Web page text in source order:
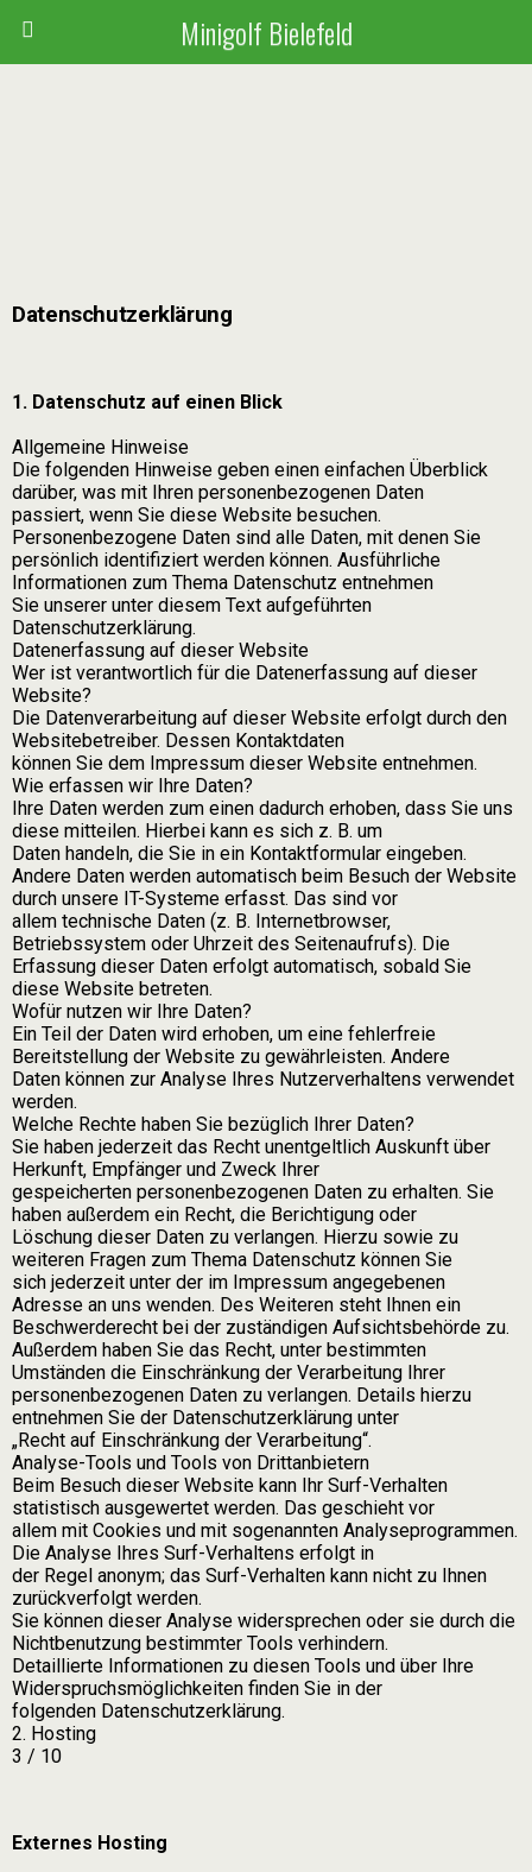
Minigolf Bielefeld
Datenschutzerklärung
1. Datenschutz auf einen Blick
Allgemeine Hinweise
Die folgenden Hinweise geben einen einfachen Überblick
darüber, was mit Ihren personenbezogenen Daten
passiert, wenn Sie diese Website besuchen.
Personenbezogene Daten sind alle Daten, mit denen Sie
persönlich identifiziert werden können. Ausführliche
Informationen zum Thema Datenschutz entnehmen
Sie unserer unter diesem Text aufgeführten
Datenschutzerklärung.
Datenerfassung auf dieser Website
Wer ist verantwortlich für die Datenerfassung auf dieser
Website?
Die Datenverarbeitung auf dieser Website erfolgt durch den
Websitebetreiber. Dessen Kontaktdaten
können Sie dem Impressum dieser Website entnehmen.
Wie erfassen wir Ihre Daten?
Ihre Daten werden zum einen dadurch erhoben, dass Sie uns
diese mitteilen. Hierbei kann es sich z. B. um
Daten handeln, die Sie in ein Kontaktformular eingeben.
Andere Daten werden automatisch beim Besuch der Website
durch unsere IT-Systeme erfasst. Das sind vor
allem technische Daten (z. B. Internetbrowser,
Betriebssystem oder Uhrzeit des Seitenaufrufs). Die
Erfassung dieser Daten erfolgt automatisch, sobald Sie
diese Website betreten.
Wofür nutzen wir Ihre Daten?
Ein Teil der Daten wird erhoben, um eine fehlerfreie
Bereitstellung der Website zu gewährleisten. Andere
Daten können zur Analyse Ihres Nutzerverhaltens verwendet
werden.
Welche Rechte haben Sie bezüglich Ihrer Daten?
Sie haben jederzeit das Recht unentgeltlich Auskunft über
Herkunft, Empfänger und Zweck Ihrer
gespeicherten personenbezogenen Daten zu erhalten. Sie
haben außerdem ein Recht, die Berichtigung oder
Löschung dieser Daten zu verlangen. Hierzu sowie zu
weiteren Fragen zum Thema Datenschutz können Sie
sich jederzeit unter der im Impressum angegebenen
Adresse an uns wenden. Des Weiteren steht Ihnen ein
Beschwerderecht bei der zuständigen Aufsichtsbehörde zu.
Außerdem haben Sie das Recht, unter bestimmten
Umständen die Einschränkung der Verarbeitung Ihrer
personenbezogenen Daten zu verlangen. Details hierzu
entnehmen Sie der Datenschutzerklärung unter
„Recht auf Einschränkung der Verarbeitung“.
Analyse-Tools und Tools von Drittanbietern
Beim Besuch dieser Website kann Ihr Surf-Verhalten
statistisch ausgewertet werden. Das geschieht vor
allem mit Cookies und mit sogenannten Analyseprogrammen.
Die Analyse Ihres Surf-Verhaltens erfolgt in
der Regel anonym; das Surf-Verhalten kann nicht zu Ihnen
zurückverfolgt werden.
Sie können dieser Analyse widersprechen oder sie durch die
Nichtbenutzung bestimmter Tools verhindern.
Detaillierte Informationen zu diesen Tools und über Ihre
Widerspruchsmöglichkeiten finden Sie in der
folgenden Datenschutzerklärung.
2. Hosting
3 / 10
Externes Hosting